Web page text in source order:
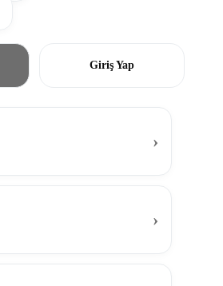
Giriş Yap